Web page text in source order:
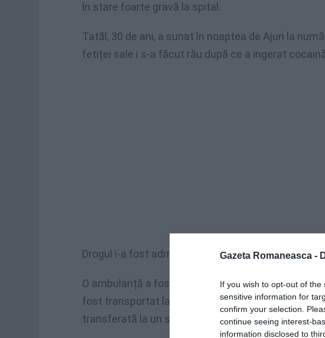
Gazeta Romaneasca -
If you wish to opt-out of
sensitive information for
confirm your selection.
continue seeing interest-
information disclosed to
în stare foarte gravă la spital.
Tatăl, 30 de ani, a sunat în noaptea de Ajun la
fetiței sale i s-a făcut rău după ce a ingerat
Drogul i-a fost administrat micuței din greșeală, a
O ambulanță a fost trimisă la adresa unde fetița
fost transportat la spitalul Santa Maria delle
transferată la un spital din Bologna și internată la